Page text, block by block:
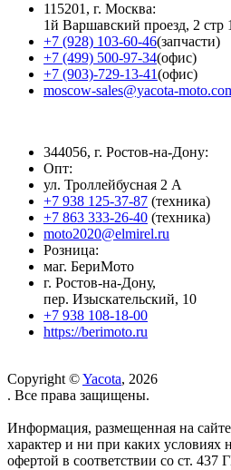
115201, г. Москва:
1й Варшавский проезд, 2 стр
+7 (928) 103-60-46(запчасти)
+7 (499) 500-97-34(офис)
+7 (903)-729-13-41(офис)
moscow-sales@yacota-
344056, г. Ростов-на-Дону:
Опт:
ул. Троллейбусная 2 А
+7 938 125-37-87 (техника)
+7 863 333-26-40 (техника)
moto2020@elmirel.ru
Розница:
маг. БериМото
г. Ростов-на-Дону,
пер. Изыскательский, 10
+7 938 108-18-00
https://berimoto.ru
Copyright ©Yacota, 2026
. Все права защищены.
Информация, размещенная на
характер и ни при каких условиях
офертой в соответствии со ст. 437